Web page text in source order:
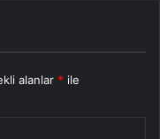
alanlar * ile